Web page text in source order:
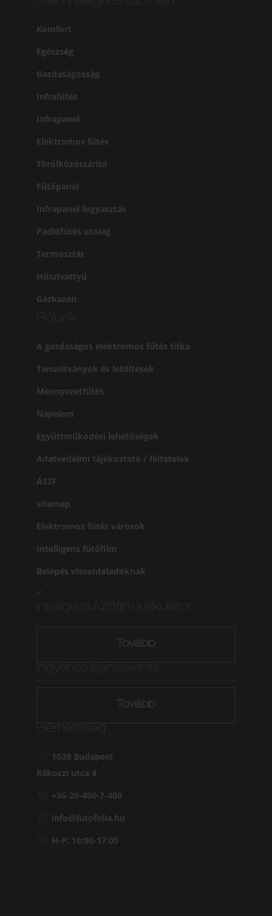
Komfort
Egészség
Gazdaságosság
Infrafűtés
Infrapanel
Elektromos fűtés
Törölközőszárító
Fűtőpanel
Infrapanel fogyasztás
Padlófűtés utólag
Termosztát
Hőszivattyú
Gázkazán
A gazdaságos elektromos fűtés titka
Tanusítványok és letöltések
Mennyezetfűtés
Napelem
Együttműködési lehetőségek
Adatvédelmi tájékoztató / feltételek
ÁSZF
sitemap
Elektromos fűtés városok
Intelligens fűtőfilm
Belépés viszonteladóknak
<
Tovább
Tovább
1039 Budapest
Rákoczi utca 4
+36-20-400-7-400
info@futofolia.hu
H-P: 10:00-17:00